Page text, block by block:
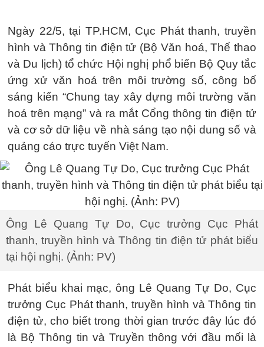
Ngày 22/5, tại TP.HCM, Cục Phát thanh, truyền
hình và Thông tin điện tử (Bộ Văn hoá, Thể thao
và Du lịch) tổ chức Hội nghị phổ biến Bộ Quy tắc
ứng xử văn hoá trên môi trường số, công bố
sáng kiến “Chung tay xây dựng môi trường văn
hoá trên mạng” và ra mắt Cổng thông tin điện tử
và cơ sở dữ liệu về nhà sáng tạo nội dung số và
quảng cáo trực tuyến Việt Nam.
Ông Lê Quang Tự Do, Cục trưởng Cục Phát
thanh, truyền hình và Thông tin điện tử phát biểu
tại hội nghị. (Ảnh: PV)
Phát biểu khai mạc, ông Lê Quang Tự Do, Cục
trưởng Cục Phát thanh, truyền hình và Thông tin
điện tử, cho biết trong thời gian trước đây lúc đó
là Bộ Thông tin và Truyền thông với đầu mối là